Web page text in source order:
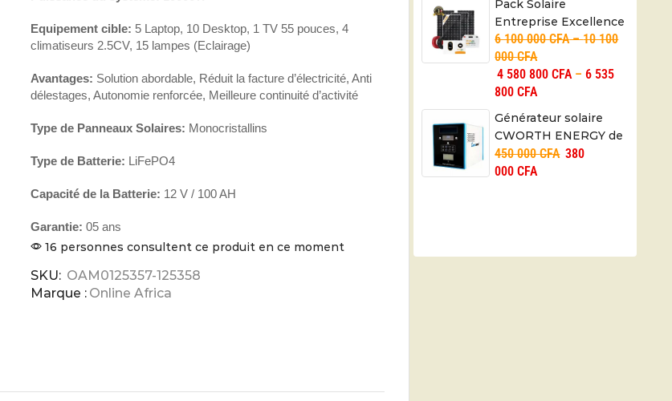
Equipement cible: 5 Laptop, 10 Desktop, 1 TV 55 pouces, 4
climatiseurs 2.5CV, 15 lampes (Eclairage)
Avantages: Solution abordable, Réduit la facture d’électricité, Anti
délestages, Autonomie renforcée, Meilleure continuité d’activité
Type de Panneaux Solaires: Monocristallins
Type de Batterie: LiFePO4
Capacité de la Batterie: 12 V / 100 AH
Garantie: 05 ans
16 personnes consultent ce produit en ce moment
SKU: OAM0125357-125358
Marque : Online Africa
Pack Solaire
Entreprise Excellence
8000W – Business
Excellence – 05 ans
6 100 000CFA–10 100
000CFA
4 580 800CFA–6 535
800CFA
Générateur solaire
CWORTH ENERGY de
1200W
450 000CFA 380
000CFA